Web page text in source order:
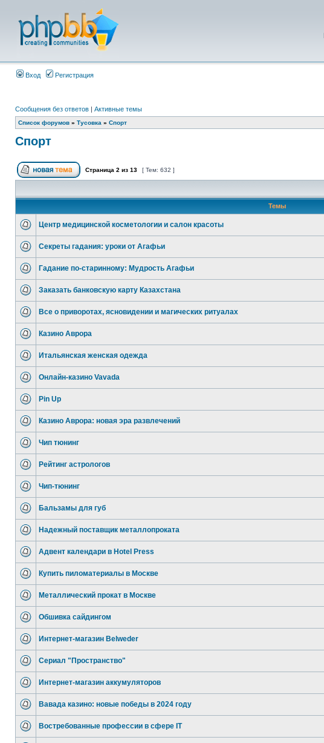
Вход Регистрация
Сообщения без ответов | Активные темы
Список форумов » Тусовка » Спорт
Спорт
Страница 2 из 13 [ Тем: 632 ]
Темы
Центр медицинской косметологии и салон красоты
Секреты гадания: уроки от Агафьи
Гадание по-старинному: Мудрость Агафьи
Заказать банковскую карту Казахстана
Все о приворотах, ясновидении и магических ритуалах
Казино Аврора
Итальянская женская одежда
Онлайн-казино Vavada
Pin Up
Казино Аврора: новая эра развлечений
Чип тюнинг
Рейтинг астрологов
Чип-тюнинг
Бальзамы для губ
Надежный поставщик металлопроката
Адвент календари в Hotel Press
Купить пиломатериалы в Москве
Металлический прокат в Москве
Обшивка сайдингом
Интернет-магазин Belweder
Сериал "Пространство"
Интернет-магазин аккумуляторов
Вавада казино: новые победы в 2024 году
Востребованные профессии в сфере IT